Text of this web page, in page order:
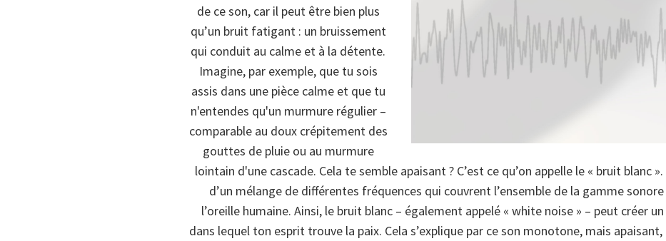
de ce son, car il peut être bien plus
qu’un bruit fatigant : un bruissement
qui conduit au calme et à la détente.
Imagine, par exemple, que tu sois
assis dans une pièce calme et que tu
n'entendes qu'un murmure régulier –
comparable au doux crépitement des
gouttes de pluie ou au murmure
lointain d'une cascade. Cela te semble apaisant ? C’est ce qu’on appelle le « bruit blanc
d’un mélange de différentes fréquences qui couvrent l’ensemble de la gamme
l’oreille humaine. Ainsi, le bruit blanc – également appelé « white noise » – peut créer
dans lequel ton esprit trouve la paix. Cela s’explique par ce son monotone, mais